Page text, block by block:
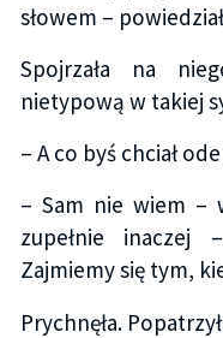
słowem –
Spojrzała na
nietypową w takiej
– A co byś chciał
– Sam nie wiem –
zupełnie inaczej
Zajmiemy się tym,
Prychnęła.